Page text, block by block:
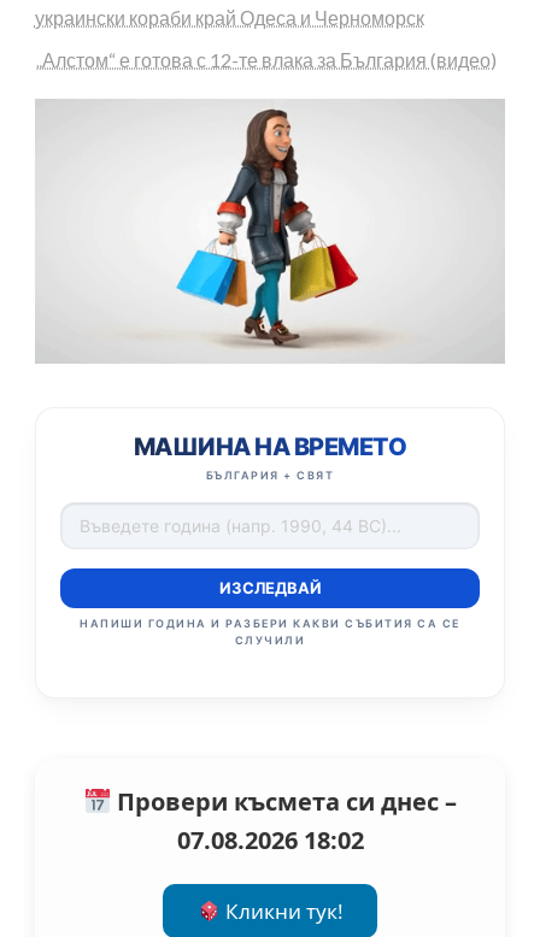
украински кораби край Одеса и Черноморск
„Алстом“ е готова с 12-те влака за България (видео)
МАШИНА НА ВРЕМЕТО
БЪЛГАРИЯ + СВЯТ
ИЗСЛЕДВАЙ
НАПИШИ ГОДИНА И РАЗБЕРИ КАКВИ СЪБИТИЯ СА СЕ
СЛУЧИЛИ
Провери късмета си днес –
07.08.2026 18:02
Кликни тук!